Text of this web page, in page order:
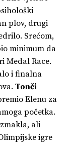
plov, drugi
Srećom,
minimum da
Medal Race.
i finalna
Tonči
Elenu za
početka.
ali
igre